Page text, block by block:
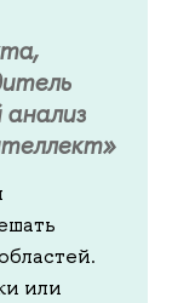
или